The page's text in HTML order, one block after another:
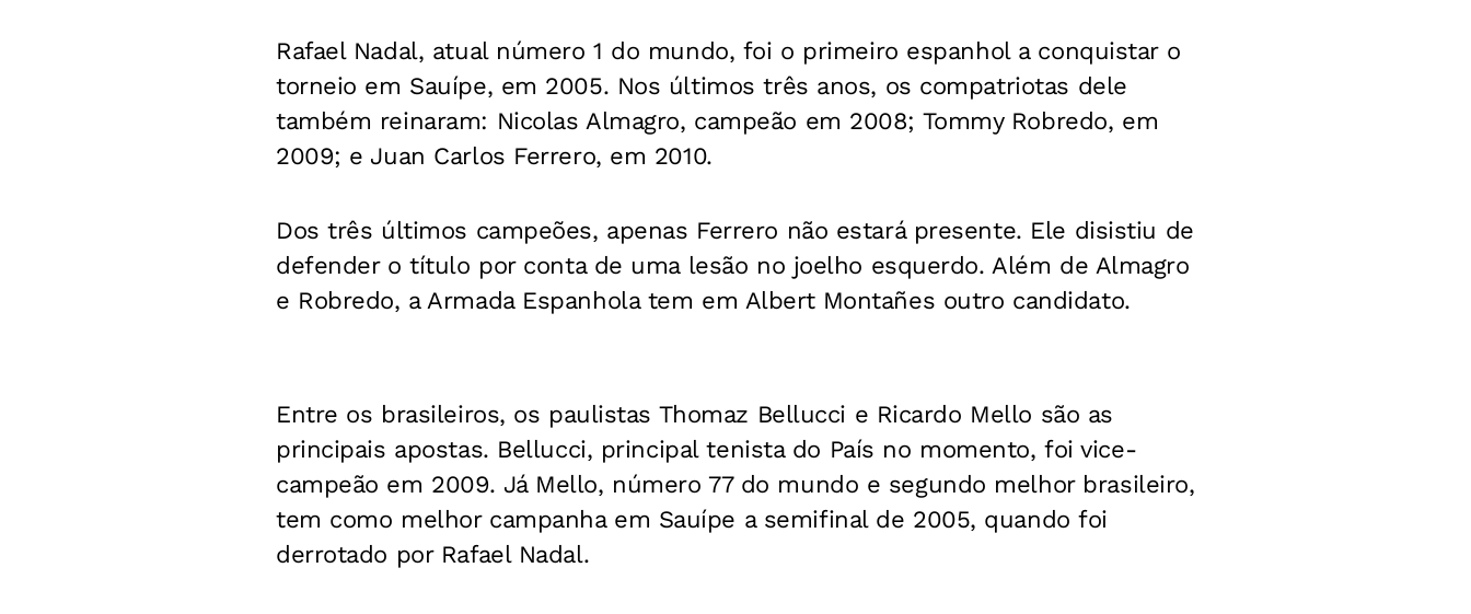
Rafael Nadal, atual número 1 do mundo, foi o primeiro espanhol a conquistar o
torneio em Sauípe, em 2005. Nos últimos três anos, os compatriotas dele
também reinaram: Nicolas Almagro, campeão em 2008; Tommy Robredo, em
2009; e Juan Carlos Ferrero, em 2010.
Dos três últimos campeões, apenas Ferrero não estará presente. Ele disistiu de
defender o título por conta de uma lesão no joelho esquerdo. Além de Almagro
e Robredo, a Armada Espanhola tem em Albert Montañes outro candidato.
Entre os brasileiros, os paulistas Thomaz Bellucci e Ricardo Mello são as
principais apostas. Bellucci, principal tenista do País no momento, foi vice-
campeão em 2009. Já Mello, número 77 do mundo e segundo melhor brasileiro,
tem como melhor campanha em Sauípe a semifinal de 2005, quando foi
derrotado por Rafael Nadal.